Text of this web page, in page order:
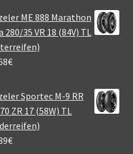
ME 888 Marathon
280/35 VR 18 (84V) TL
€
Sportec M-9 RR
ZR 17 (58W) TL
€